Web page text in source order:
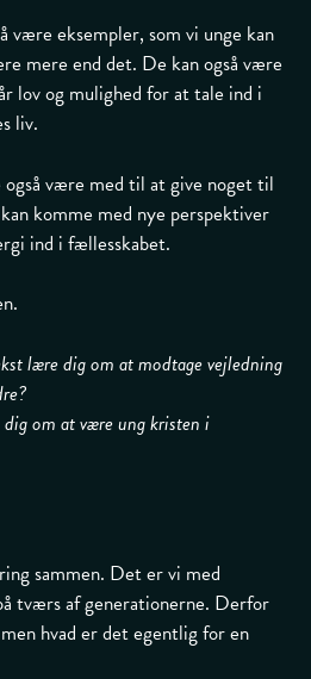
være eksempler, som vi unge kan
mere end det. De kan også være
lov og mulighed for at tale ind i
liv.
også være med til at give noget til
komme med nye perspektiver
ind i fællesskabet.
lære dig om at modtage vejledning
om at være ung kristen i
sammen. Det er vi med
tværs af generationerne. Derfor
hvad er det egentlig for en